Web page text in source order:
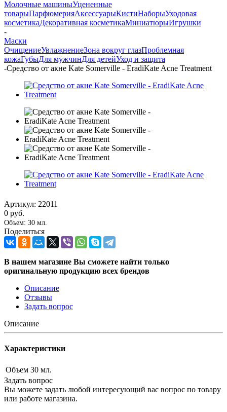
Молочные машиныУцененные
товарыПарфюмерияАксессуарыКистиНаборыУходовая
косметикаДекоративная косметикаМиниатюрыИгрушки
-
Маски
ОчищениеУвлажнениеЗона вокруг глазПроблемная
кожаГубыДля мужчинДля детейУход и защита
-Средство от акне Kate Somerville - EradiKate Acne Treatment
Артикул: 22011
0 руб.
Объем: 30 мл.
Поделиться
В нашем магазине Вы сможете найти только
оригинальную продукцию всех брендов
Описание
Отзывы
Задать вопрос
Описание
Характеристики
Объем 30 мл.
Задать вопрос
Вы можете задать любой интересующий вас вопрос по товару
или работе магазина.